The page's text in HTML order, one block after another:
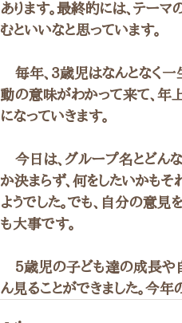
あります。最終的には、テーマ
むといいなと思っています。
毎年、3歳児はなんとなく一
動の意味がわかって来て、年
になっていきます。
今日は、グループ名とどん
か決まらず、何をしたいかも
ようでした。でも、自分の意
も大事です。
５歳児の子ども達の成長や
ん見ることができました。今